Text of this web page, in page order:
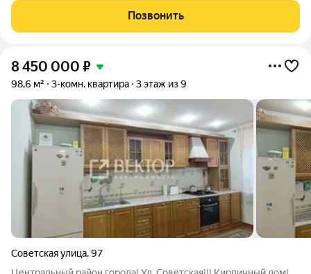
транспортная развязка позволит без труда добраться в любую
точку города. В
Позвонить
8 450 000 ₽
98,6 м² 3-комн. квартира 3 этаж из 9
Советская улица,97